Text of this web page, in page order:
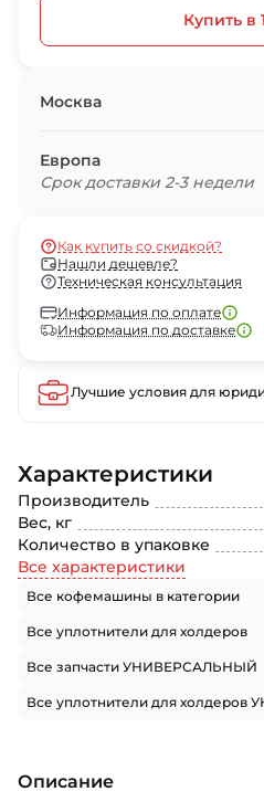
Характеристики
Производитель
Вес, кг
Количество в упаковке
Все характеристики
Все кофемашины в категории
Все уплотнители для холдеров
Все запчасти УНИВЕРСАЛЬНЫЙ
Все уплотнители для
Купить в
Москва
Европа
Срок доставки 2-3 недели
Как купить со скидкой?
Нашли дешевле?
Техническая консультация
Информация по оплате
Информация по доставке
Лучшие условия для
Описание